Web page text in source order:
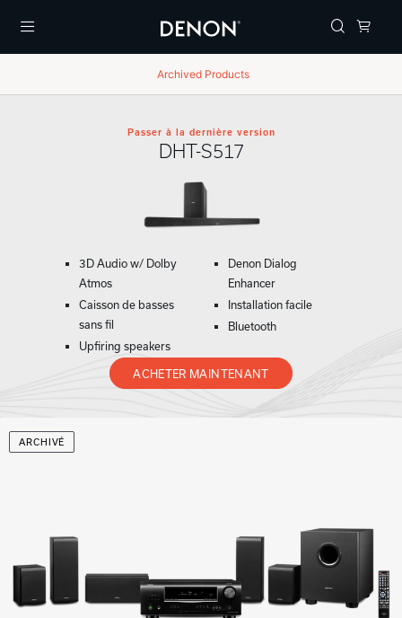
Archived Products
Passer à la dernière version
DHT-S517
3D Audio w/ Dolby
Atmos
Caisson de basses
sans fil
Upfiring speakers
Denon Dialog
Enhancer
Installation facile
Bluetooth
ACHETER MAINTENANT
ARCHIVÉ